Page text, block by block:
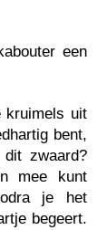
een
kruimels uit
bent,
zwaard?
mee kunt
je het
begeert.